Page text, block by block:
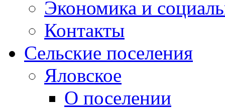
Экономика и
Контакты
Сельские поселения
Яловское
О поселении